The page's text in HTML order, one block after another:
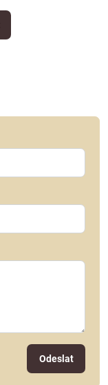
Odeslat